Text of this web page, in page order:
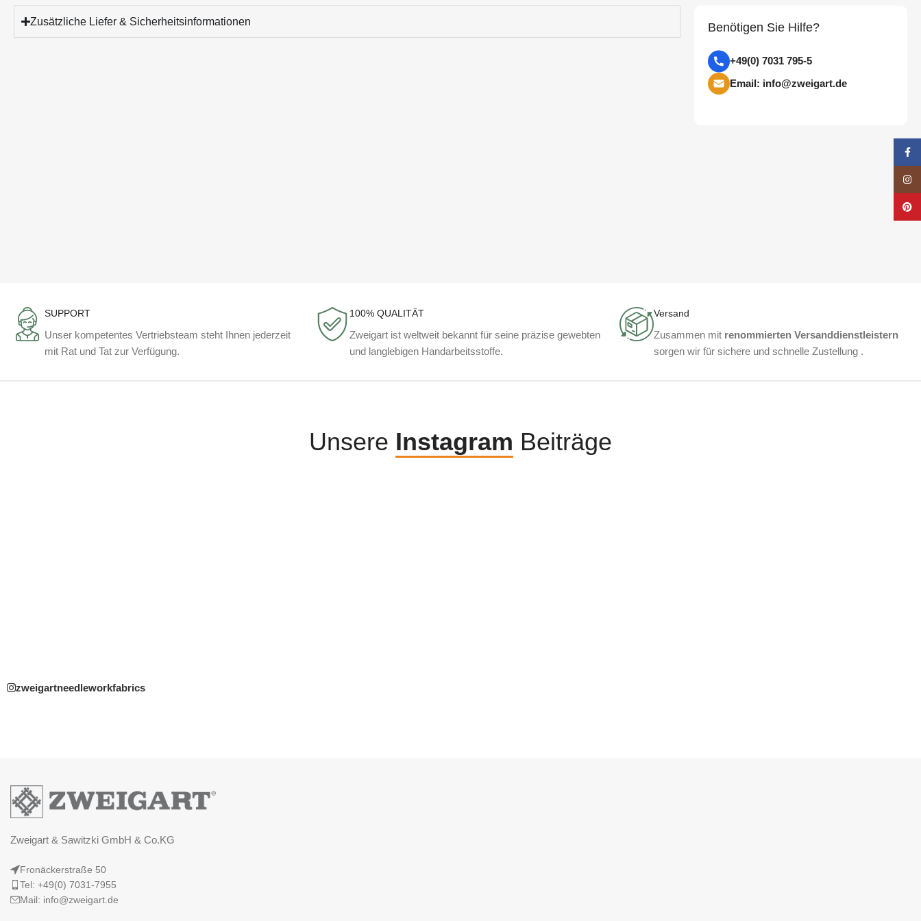
Zusätzliche Liefer & Sicherheitsinformationen Benötigen Sie Hilfe?
+49(0) 7031 795-5
Email: info@zweigart.de
SUPPORT
Unser kompetentes Vertriebsteam steht Ihnen jederzeit
mit Rat und Tat zur Verfügung.
100% QUALITÄT
Zweigart ist weltweit bekannt für seine präzise gewebten
und langlebigen Handarbeitsstoffe.
Versand
Zusammen mit renommierten Versanddienstleistern
sorgen wir für sichere und schnelle Zustellung .
Unsere Instagram Beiträge
zweigartneedleworkfabrics
Zweigart & Sawitzki GmbH & Co.KG
Fronäckerstraße 50
Tel: +49(0) 7031-7955
Mail: info@zweigart.de